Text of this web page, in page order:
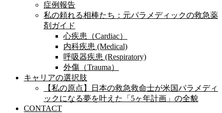
症例報告
私の頼れる相棒たち：元パラメディックの救急薬
剤ガイド
心疾患（Cardiac）
内科疾患 (Medical)
呼吸器疾患 (Respiratory)
外傷（Trauma）
キャリアの選択肢
【私の原点】日本の救急救命士が米国パラメディ
ックになる夢を叶えた「5ヶ年計画」の全貌
CONTACT